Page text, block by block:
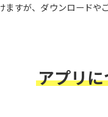
すが、ダウンロードや
アプリ